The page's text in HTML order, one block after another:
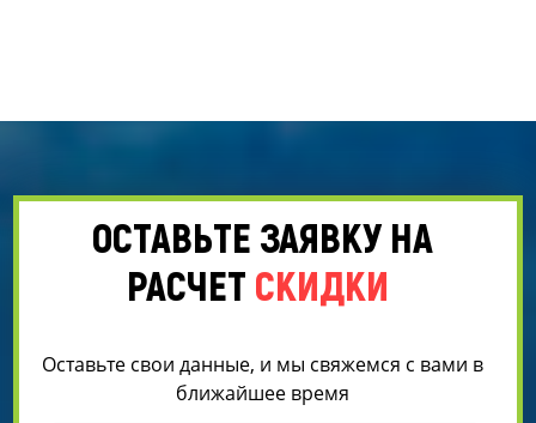
ОСТАВЬТЕ ЗАЯВКУ НА
РАСЧЕТ СКИДКИ
Оставьте свои данные, и мы свяжемся с вами в
ближайшее время